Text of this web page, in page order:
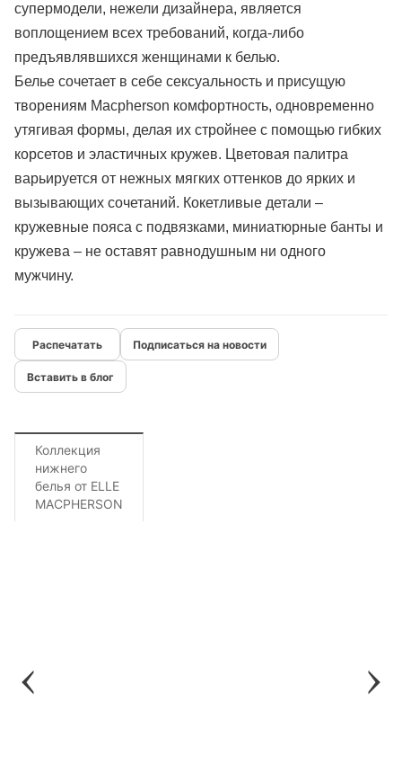
супермодели, нежели дизайнера, является
воплощением всех требований, когда-либо
предъявлявшихся женщинами к белью.
Белье сочетает в себе сексуальность и присущую
творениям Macpherson комфортность, одновременно
утягивая формы, делая их стройнее с помощью гибких
корсетов и эластичных кружев. Цветовая палитра
варьируется от нежных мягких оттенков до ярких и
вызывающих сочетаний. Кокетливые детали –
кружевные пояса с подвязками, миниатюрные банты и
кружева – не оставят равнодушным ни одного
мужчину.
Подписаться на новости
Вставить в блог
Коллекция
нижнего
белья от ELLE
MACPHERSON